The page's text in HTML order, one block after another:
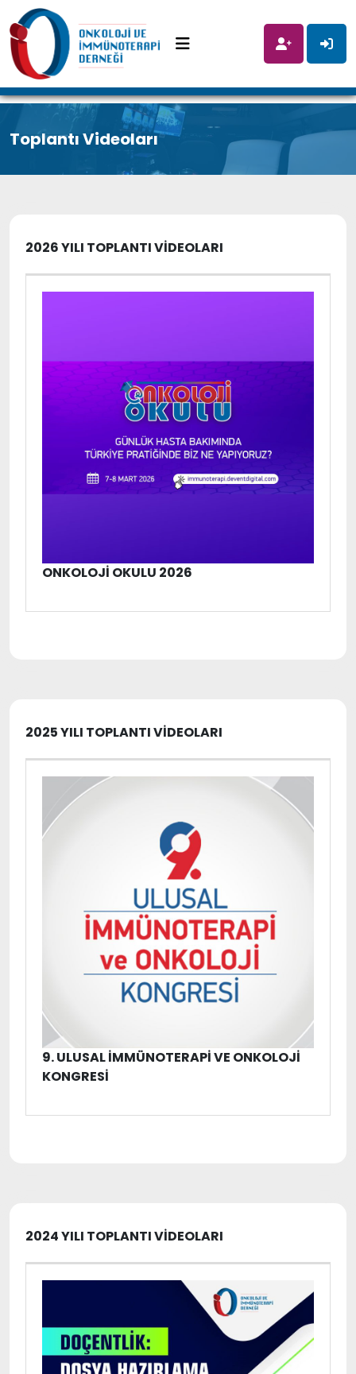
Toplantı Videoları
2026 YILI TOPLANTI VİDEOLARI
ONKOLOJI OKULU 2026
2025 YILI TOPLANTI VİDEOLARI
9. ULUSAL İMMÜNOTERAPI VE ONKOLOJI
KONGRESI
2024 YILI TOPLANTI VİDEOLARI